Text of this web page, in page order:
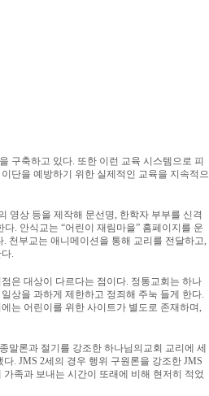
구축하고 있다. 또한 이런 교육 시스템으로 피
단을 예방하기 위한 실제적인 교육을 지속적으
영상 등을 제작해 문선명, 한학자 부부를 신격
다. 안식교는 “어린이 재림마을” 홈페이지를 운
. 천부교는 애니메이션을 통해 교리를 전달하고,
다.
은 대상이 다르다는 점이다. 정통교회는 하나
상을 과하게 제한하고 정죄해 주눅 들게 한다.
는 어린이를 위한 사이트가 별도로 존재하며,
말론과 절기를 강조한 하나님의교회 교리에 세
다. JMS 2세의 경우 행위 구원론을 강조한 JMS
가족과 보내는 시간이 또래에 비해 현저히 적었